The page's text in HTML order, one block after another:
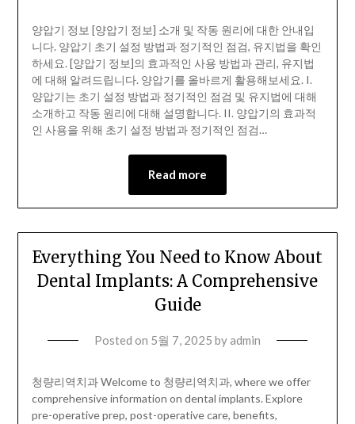
양압기 정보 [양압기 정보] 소개 및 작동 원리에 대한 안내입
니다. 양압기 초기 설정 방법과 정기적인 점검, 유지법을 확인
하세요. [양압기 정보]의 효과적인 사용 방법과 관리, 유지법
에 대해 알려드립니다. 양압기를 올바르게 활용해보세요. I.
양압기는 초기 설정 방법과 정기적인 점검 및 유지법에 대해
소개하고 작동 원리에 대해 설명합니다. II. 양압기의 효과적
인 사용을 위해 초기 설정 방법과 정기적인 점검…
Read more
Everything You Need to Know About
Dental Implants: A Comprehensive
Guide
Posted on 5월 7, 2025 byadmin
청량리역치과 Welcome to 청량리역치과, where we offer
comprehensive information on dental implants. Explore
pre-operative prep, post-operative care, benefits,